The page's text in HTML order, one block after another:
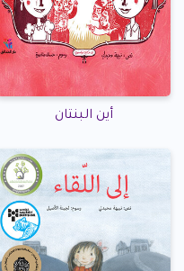
أين البنتان